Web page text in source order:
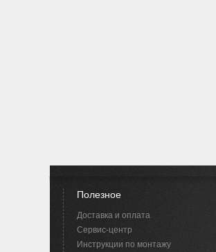
Полезное
Доставка и оплата
Сервис-центр
Инструкции по монтажу